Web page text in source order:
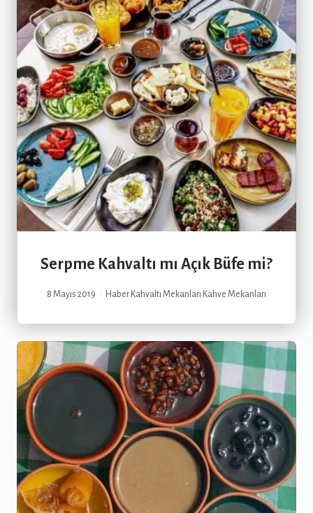
Serpme Kahvaltı mı Açık Büfe mi?
8 Mayıs 2019 Haber Kahvaltı Mekanları Kahve Mekanları